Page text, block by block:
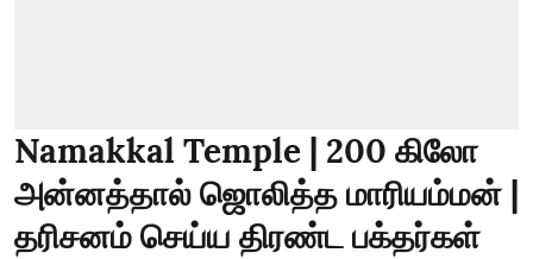
Namakkal Temple | 200 கிலோ
அன்னத்தால் ஜொலித்த மாரியம்மன் |
தரிசனம் செய்ய திரண்ட பக்தர்கள்